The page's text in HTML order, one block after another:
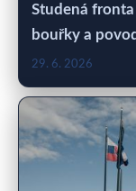
Studená fronta
bouřky a
29. 6. 2026